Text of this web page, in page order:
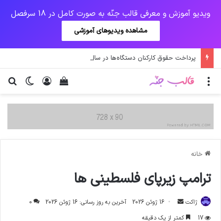
ویدیو آموزش و معرفی قالب جنّه به صورت کامل در 18 سرفصل
مشاهده ویدیوهای آموزشی
تغییر ورود
دیدن سبد خرید منو
خانه
ترامپ زیرپای فلسطینی ها
ژاکت
ارسال
ایمیل
16 ژوئن 2026 آخرین به روز رسانی: 16 ژوئن 2026
0
17
کمتر از یک دقیقه